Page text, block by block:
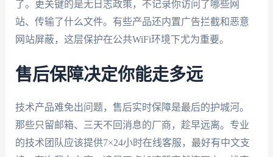
了。更关键的是无日志政策，不记录你访问了哪些网
站、传输了什么文件。有些产品还内置广告拦截和恶意
网站屏蔽，这层保护在公共WiFi环境下尤为重要。
售后保障决定你能走多远
技术产品难免出问题，售后实时保障是最后的护城河。
那些只留邮箱、三天不回消息的厂商，趁早远离。专业
的技术团队应该提供7×24小时在线客服，最好有中文支